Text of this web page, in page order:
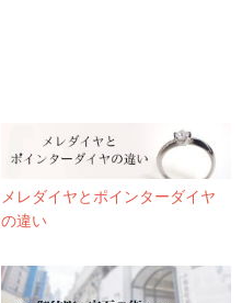
メレダイヤとポインターダイヤ
の違い